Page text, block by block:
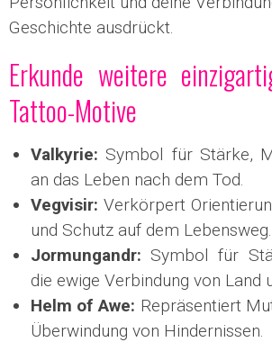
Geschichte ausdrückt.
Erkunde weitere
Tattoo-Motive
Valkyrie: Symbol für Stärke,
an das Leben nach dem Tod.
Vegvisir: Verkörpert
und Schutz auf dem Lebensweg.
Jormungandr: Symbol für
die ewige Verbindung von Land
Helm of Awe: Repräsentiert
Überwindung von Hindernissen.